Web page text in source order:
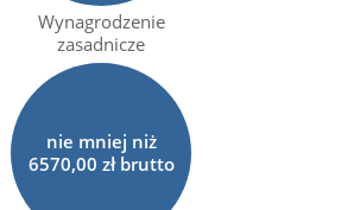
Wynagrodzenie
zasadnicze
nie mniej niż
6570,00 zł brutto